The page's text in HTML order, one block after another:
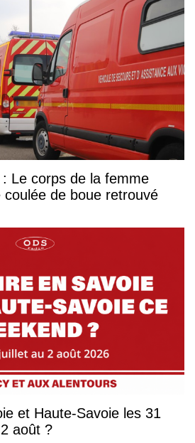
Le corps de la femme
de boue retrouvé
et Haute-Savoie les 31
juillet, 1er août et 2 août ?